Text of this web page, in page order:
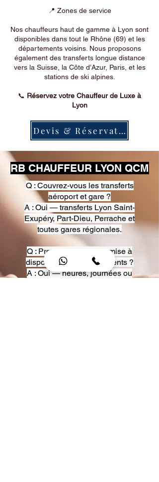
📍 Zones de service
Nos chauffeurs haut de gamme à Lyon sont
disponibles dans tout le Rhône (69) et les
départements voisins. Nous proposons
également des transferts longue distance
vers la Suisse, la Côte d’Azur, Paris, et les
stations de ski alpines.
📞 Réservez votre Chauffeur de Luxe à
Lyon
Devis & Réservation
RB CHAUFFEUR LYON QCM
Q : Couvrez-vous les transferts
aéroport et gare ?
A : Oui — transferts Lyon Saint-
Exupéry, Part-Dieu, Perrache et
toutes gares régionales.
Q : Proposez-vous une mise à
disposition pour événements ?
A : Oui — heures, journées ou